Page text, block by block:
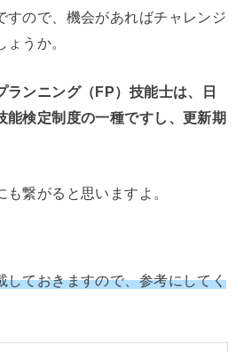
すので、機会があればチャレンジ
うか。
ランニング（FP）技能士は、日
能検定制度の一種ですし、更新期
繋がると思いますよ。
しておきますので、参考にしてく